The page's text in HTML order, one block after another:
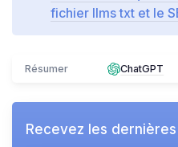
fichier llms txt et le
Résumer ChatGPT
Recevez les